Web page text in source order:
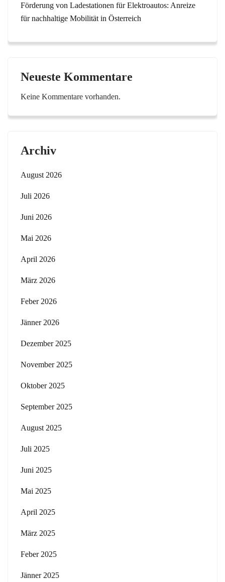
Förderung von Ladestationen für Elektroautos: Anreize
für nachhaltige Mobilität in Österreich
Neueste Kommentare
Keine Kommentare vorhanden.
Archiv
August 2026
Juli 2026
Juni 2026
Mai 2026
April 2026
März 2026
Feber 2026
Jänner 2026
Dezember 2025
November 2025
Oktober 2025
September 2025
August 2025
Juli 2025
Juni 2025
Mai 2025
April 2025
März 2025
Feber 2025
Jänner 2025